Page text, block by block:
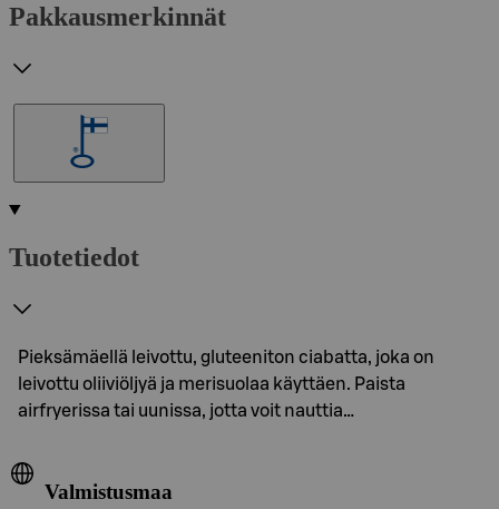
Pakkausmerkinnät
Tuotetiedot
Pieksämäellä leivottu, gluteeniton ciabatta, joka on
leivottu oliiviöljyä ja merisuolaa käyttäen. Paista
airfryerissa tai uunissa, jotta voit nauttia…
Valmistusmaa